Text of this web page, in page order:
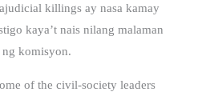
killings ay nasa kamay
kaya’t nais nilang malaman
komisyon.
of the civil-society leaders